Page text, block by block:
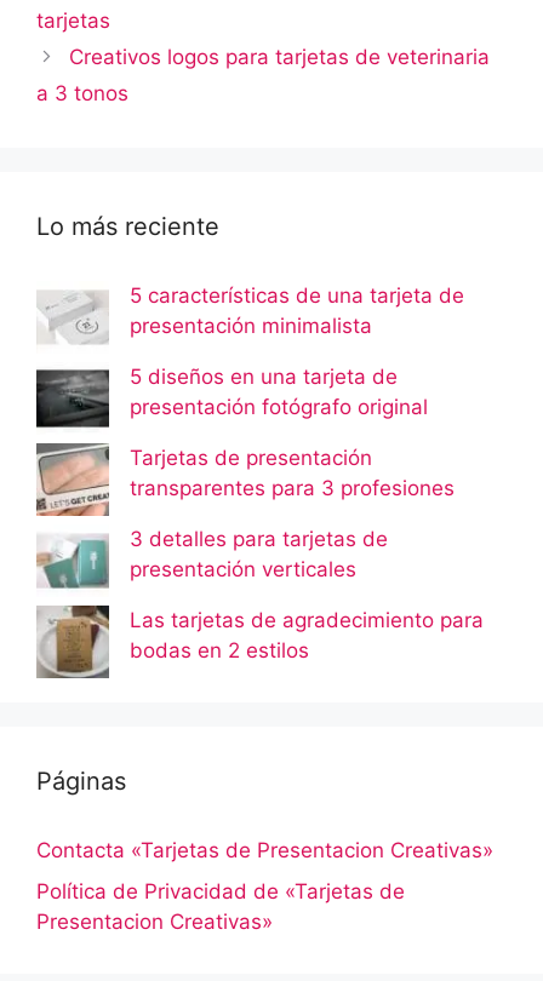
tarjetas
Creativos logos para tarjetas de veterinaria
a 3 tonos
Lo más reciente
5 características de una tarjeta de
presentación minimalista
5 diseños en una tarjeta de
presentación fotógrafo original
Tarjetas de presentación
transparentes para 3 profesiones
3 detalles para tarjetas de
presentación verticales
Las tarjetas de agradecimiento para
bodas en 2 estilos
Páginas
Contacta «Tarjetas de Presentacion Creativas»
Política de Privacidad de «Tarjetas de
Presentacion Creativas»